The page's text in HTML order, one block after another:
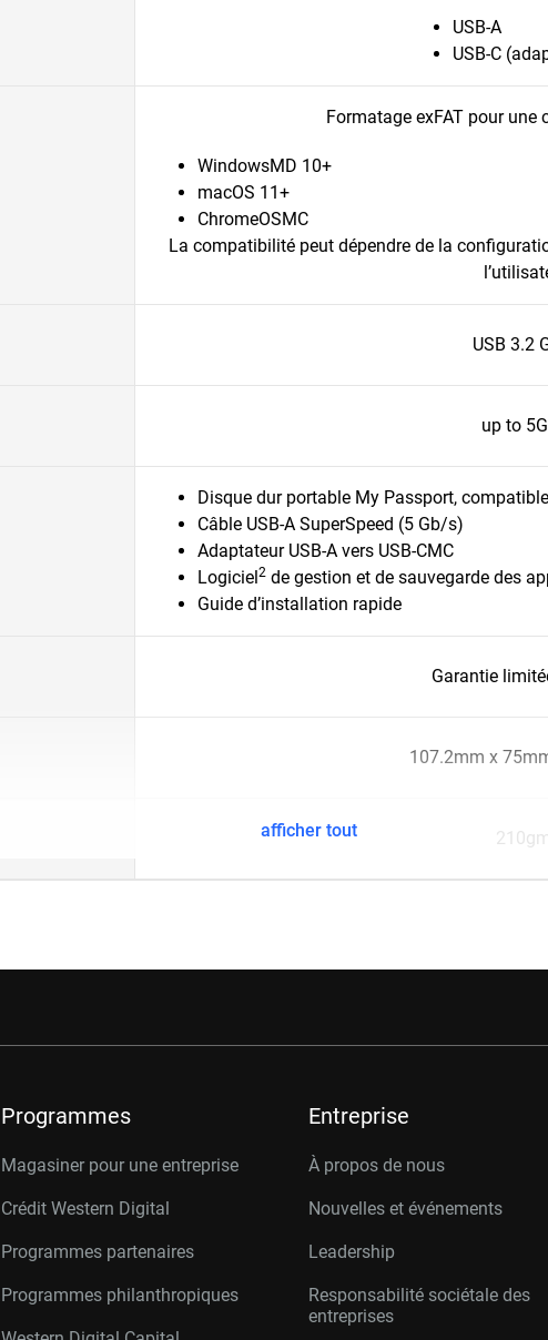
USB-A
USB-C
Formatage exFAT pour
WindowsMD 10+
macOS 11+
ChromeOSMC
La compatibilité peut dépendre de la
USB 3.2
up to
Disque dur portable My Passport,
Câble USB-A SuperSpeed (5 Gb/s)
Adaptateur USB-A vers USB-CMC
Logiciel2 de gestion et de sauvegarde des
Guide d’installation rapide
Garantie
107.2mm x
afficher tout
Programmes
Magasiner pour une entreprise
Crédit Western Digital
Programmes partenaires
Programmes philanthropiques
Entreprise
À propos de nous
Nouvelles et événements
Leadership
Responsabilité sociétale des
entreprises